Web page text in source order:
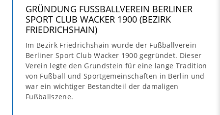
GRÜNDUNG FUSSBALLVEREIN BERLINER S
PORT CLUB WACKER 1900 (BEZIRK F
RIEDRICHSHAIN)
Im Bezirk Friedrichshain wurde der Fußballverein
Berliner Sport Club Wacker 1900 gegründet. Dieser
Verein legte den Grundstein für eine lange Tradition
von Fußball und Sportgemeinschaften in Berlin und
war ein wichtiger Bestandteil der damaligen
Fußballszene.